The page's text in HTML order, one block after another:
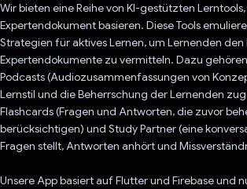
Wir bieten eine Reihe von KI-gestützten
Expertendokument basieren. Diese Tools
Strategien für aktives Lernen, um Lernenden den
Expertendokumente zu vermitteln. Dazu
Podcasts (Audiozusammenfassungen von
Lernstil und die Beherrschung der Lernenden
Flashcards (Fragen und Antworten, die zuvor
berücksichtigen) und Study Partner (eine
Fragen stellt, Antworten anhört und
Unsere App basiert auf Flutter und Firebase und